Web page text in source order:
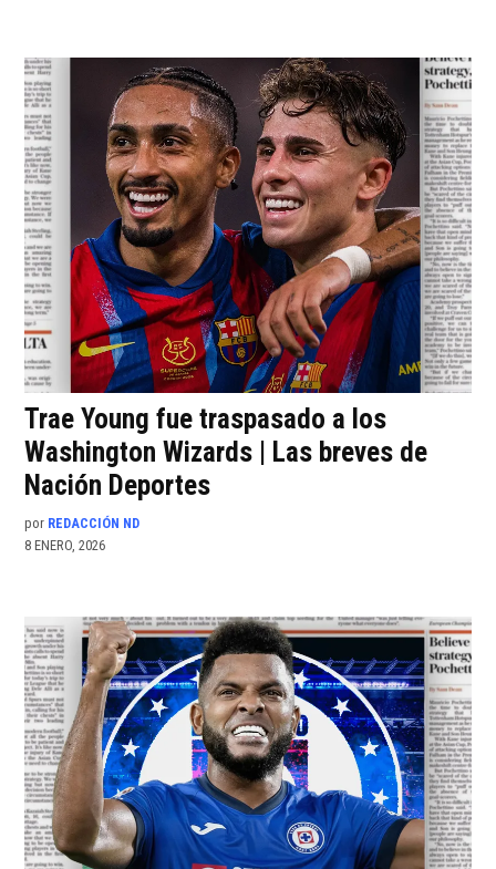
Trae Young fue traspasado a los
Washington Wizards | Las breves de
Nación Deportes
por REDACCIÓN ND
8 ENERO, 2026